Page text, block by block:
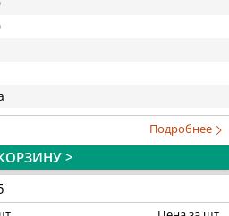
Подробнее
>